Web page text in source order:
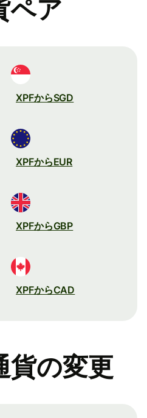
ペア
XPFからSGD
XPFからEUR
XPFからGBP
XPFからCAD
貨の変更